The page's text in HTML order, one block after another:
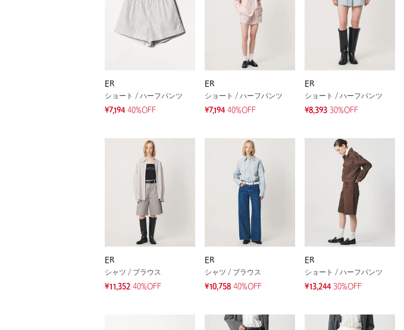
ER
ショート / ハーフパンツ
¥7,194 40%OFF
ER
ショート / ハーフパンツ
¥7,194 40%OFF
ER
ショート / ハーフパンツ
¥8,393 30%OFF
ER
シャツ / ブラウス
¥11,352 40%OFF
ER
シャツ / ブラウス
¥10,758 40%OFF
ER
ショート / ハーフパンツ
¥13,244 30%OFF